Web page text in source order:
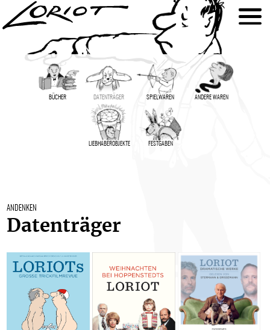
BÜCHER DATENTRÄGER SPIELWAREN ANDERE WAREN
LIEBHABER­OBJEKTE FESTGABEN
ANDENKEN
Datenträger